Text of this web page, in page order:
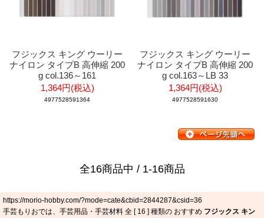
フジックス キング ウーリー
ナイロン タイプB 高伸縮 200
g col.136～161
1,364円(税込)
4977528591364
フジックス キング ウーリー
ナイロン タイプB 高伸縮 200
g col.163～LB 33
1,364円(税込)
4977528591630
全16商品中 / 1-16商品
https://morio-hobby.com/?mode=cate&cbid=2844287&csid=36
手芸もりおでは、手芸用品・手芸材料 全 [ 16 ] 種類の おすすめ フジックス キン